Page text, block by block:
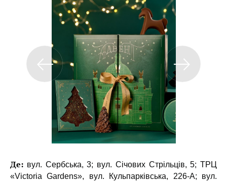
Де: вул. Сербська, 3; вул. Січових Стрільців, 5; ТРЦ
«Victoria Gardens», вул. Кульпарківська, 226-А; вул.